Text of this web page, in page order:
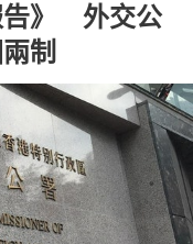
告》 外交公
制